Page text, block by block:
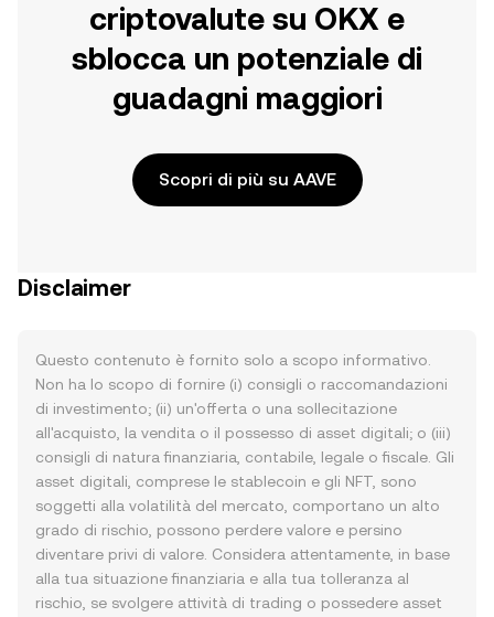
criptovalute su OKX e
sblocca un potenziale di
guadagni maggiori
Scopri di più su AAVE
Disclaimer
Questo contenuto è fornito solo a scopo informativo.
Non ha lo scopo di fornire (i) consigli o raccomandazioni
di investimento; (ii) un'offerta o una sollecitazione
all'acquisto, la vendita o il possesso di asset digitali; o (iii)
consigli di natura finanziaria, contabile, legale o fiscale. Gli
asset digitali, comprese le stablecoin e gli NFT, sono
soggetti alla volatilità del mercato, comportano un alto
grado di rischio, possono perdere valore e persino
diventare privi di valore. Considera attentamente, in base
alla tua situazione finanziaria e alla tua tolleranza al
rischio, se svolgere attività di trading o possedere asset